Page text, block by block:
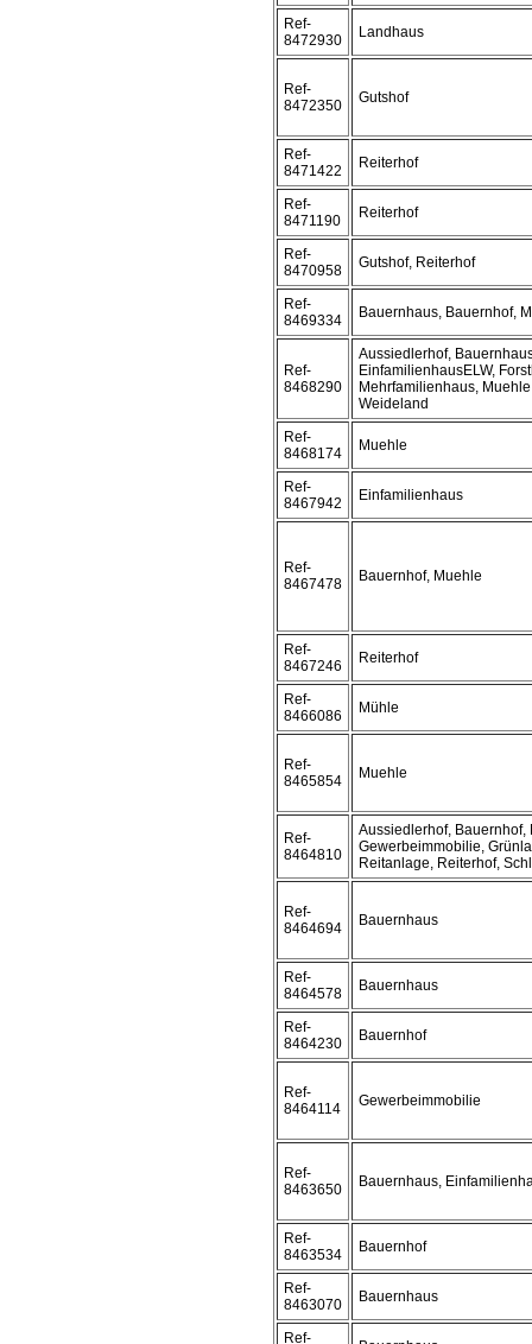
Ref-
8472930
Landhaus
Ref-
8472350
Gutshof
Ref-
8471422
Reiterhof
Ref-
8471190
Reiterhof
Ref-
8470958
Gutshof, Reiterhof
Ref-
8469334
Bauernhaus, Bauernhof,
Ref-
8468290
Aussiedlerhof,
EinfamilienhausELW,
Mehrfamilienhaus,
Weideland
Ref-
8468174
Muehle
Ref-
8467942
Einfamilienhaus
Ref-
8467478
Bauernhof, Muehle
Ref-
8467246
Reiterhof
Ref-
8466086
Mühle
Ref-
8465854
Muehle
Ref-
8464810
Aussiedlerhof, Bauernhof,
Gewerbeimmobilie,
Reitanlage, Reiterhof,
Ref-
8464694
Bauernhaus
Ref-
8464578
Bauernhaus
Ref-
8464230
Bauernhof
Ref-
8464114
Gewerbeimmobilie
Ref-
8463650
Bauernhaus,
Ref-
8463534
Bauernhof
Ref-
8463070
Bauernhaus
Ref-